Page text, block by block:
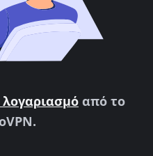
λογαριασμό από το